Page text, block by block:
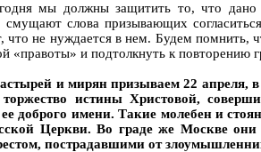
мы должны защитить то, что
слова призывающих
что не нуждается в нем. Будем помнить,
«правоты» и подтолкнуть к повторению
и мирян призываем 22
истины Христовой,
доброго имени. Такие молебен и
Церкви. Во граде же Москве
пострадавшими от